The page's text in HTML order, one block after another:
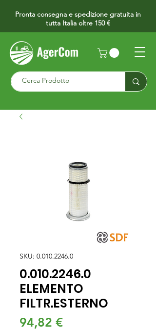
Pronta consegna e spedizione gratuita in
tutta Italia oltre 150 €
SKU: 0.010.2246.0
0.010.2246.0
ELEMENTO
FILTR.ESTERNO
94,82 €Prezzo